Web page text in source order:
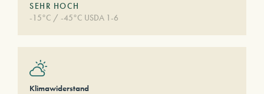
SEHR HOCH
-15°C / -45°C USDA 1-6
Klimawiderstand